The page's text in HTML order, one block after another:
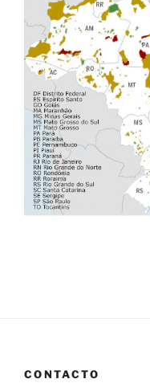
CONTACTO